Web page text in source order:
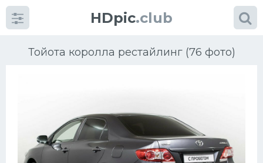
HDpic.club
Тойота королла рестайлинг (76 фото)
Категории